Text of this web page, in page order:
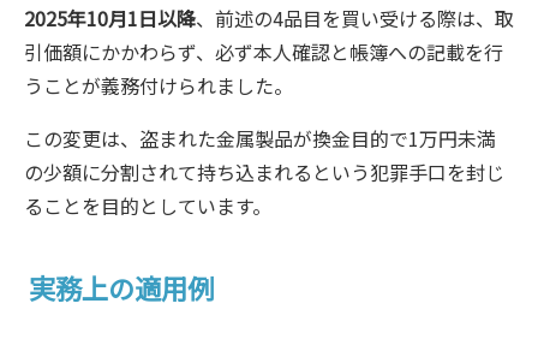
2025年10月1日以降、前述の4品目を買い受ける際は、取
引価額にかかわらず、必ず本人確認と帳簿への記載を行
うことが義務付けられました。
この変更は、盗まれた金属製品が換金目的で1万円未満
の少額に分割されて持ち込まれるという犯罪手口を封じ
ることを目的としています。
実務上の適用例